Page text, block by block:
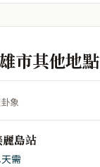
市其他地點
象
麗島站
需